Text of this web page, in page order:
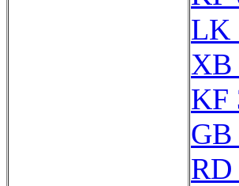
LK
XB
KF
GB
RD